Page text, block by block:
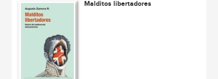
Malditos libertadores